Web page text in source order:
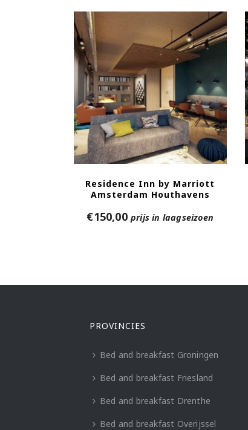
Residence Inn by Marriott
Amsterdam Houthavens
€150,00 prijs in laagseizoen
PROVINCIES
Bed and breakfast Groningen
Bed and breakfast Friesland
Bed and breakfast Drenthe
Bed and breakfast Overijssel